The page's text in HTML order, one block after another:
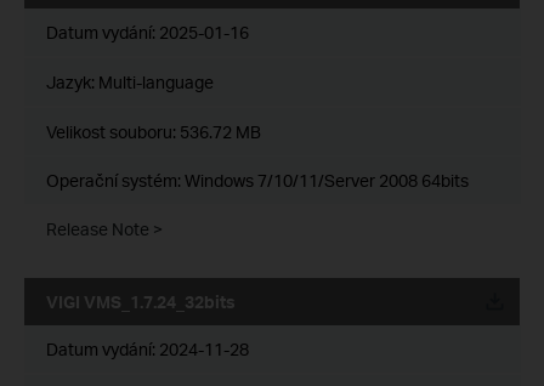
Datum vydání: 2025-01-16
Jazyk: Multi-language
Velikost souboru: 536.72 MB
Operační systém: Windows 7/10/11/Server 2008 64bits
Release Note >
VIGI VMS_1.7.24_32bits
Datum vydání: 2024-11-28